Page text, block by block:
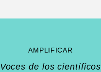
AMPLIFICAR
Voces de los científicos